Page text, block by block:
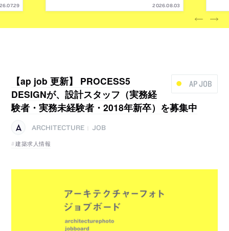
2026.08.03
AP JOB
【ap job 更新】 PROCESS5
DESIGNが、設計スタッフ（実務経
験者・実務未経験者・2018年新卒）を募集中
ARCHITECTURE
JOB
建築求人情報